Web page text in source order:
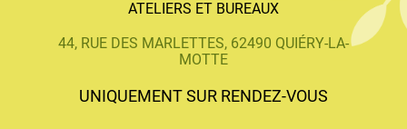
ATELIERS ET BUREAUX
44, RUE DES MARLETTES, 62490 QUIÉRY-LA-
MOTTE
UNIQUEMENT SUR RENDEZ-VOUS